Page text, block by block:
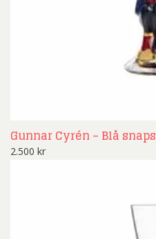
Gunnar Cyrén – Blå snaps
2.500 kr